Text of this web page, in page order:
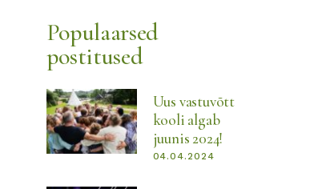
Populaarsed
postitused
Uus vastuvõtt
kooli algab
juunis 2024!
04.04.2024